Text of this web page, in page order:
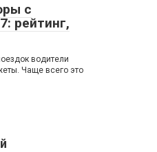
с
рейтинг,
водители
Чаще всего это